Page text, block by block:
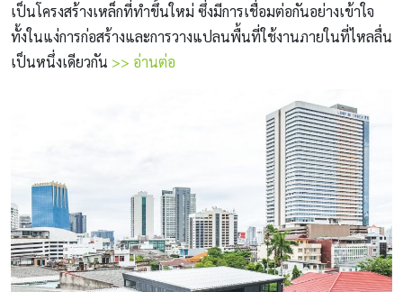
เป็นโครงสร้างเหล็กที่ทำขึ้นใหม่ ซึ่งมีการเชื่อมต่อกันอย่างเข้าใจ
ทั้งในแง่การก่อสร้างและการวางแปลนพื้นที่ใช้งานภายในที่ไหลลื่น
เป็นหนึ่งเดียวกัน >> อ่านต่อ